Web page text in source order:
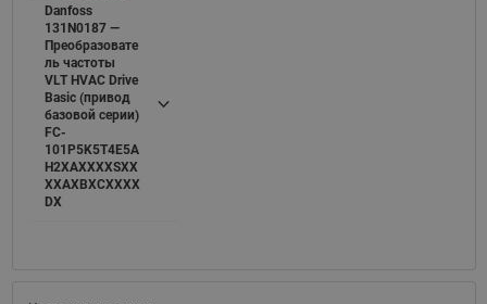
Danfoss
131N0187 —
Преобразовате
ль частоты
VLT HVAC Drive
Basic (привод
базовой серии)
FC-
101P5K5T4E5A
H2XAXXXXSXX
XXAXBXCXXXX
DX